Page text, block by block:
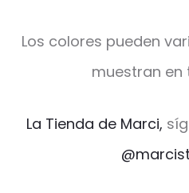
Los colores pueden
muestran en
La Tienda de Marci,